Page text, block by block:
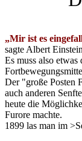
„Mir ist es
sagte Albert
Es muss also etwas
Der "große Posten
auch anderen
heute die
Furore machte.
1899 las man im